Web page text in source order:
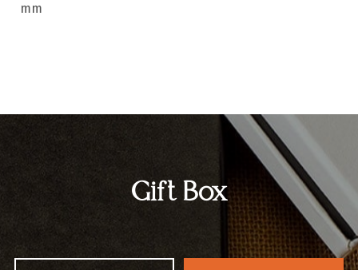
mm
Gift Box